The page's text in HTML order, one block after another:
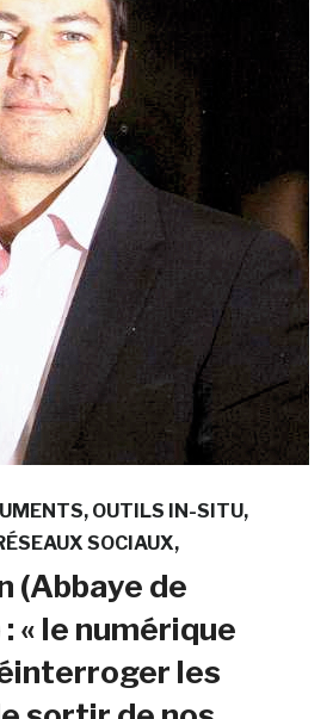
OUTILS IN-SITU
SOCIAUX
(Abbaye de
« le numérique
les